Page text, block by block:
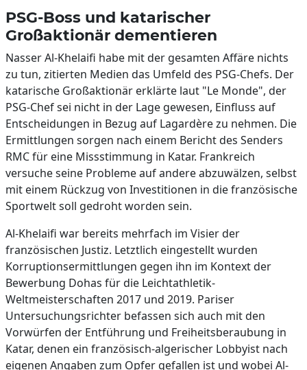
PSG-Boss und katarischer
Großaktionär dementieren
Nasser Al-Khelaifi habe mit der gesamten Affäre nichts
zu tun, zitierten Medien das Umfeld des PSG-Chefs. Der
katarische Großaktionär erklärte laut "Le Monde", der
PSG-Chef sei nicht in der Lage gewesen, Einfluss auf
Entscheidungen in Bezug auf Lagardère zu nehmen. Die
Ermittlungen sorgen nach einem Bericht des Senders
RMC für eine Missstimmung in Katar. Frankreich
versuche seine Probleme auf andere abzuwälzen, selbst
mit einem Rückzug von Investitionen in die französische
Sportwelt soll gedroht worden sein.
Al-Khelaifi war bereits mehrfach im Visier der
französischen Justiz. Letztlich eingestellt wurden
Korruptionsermittlungen gegen ihn im Kontext der
Bewerbung Dohas für die Leichtathletik-
Weltmeisterschaften 2017 und 2019. Pariser
Untersuchungsrichter befassen sich auch mit den
Vorwürfen der Entführung und Freiheitsberaubung in
Katar, denen ein französisch-algerischer Lobbyist nach
eigenen Angaben zum Opfer gefallen ist und wobei Al-